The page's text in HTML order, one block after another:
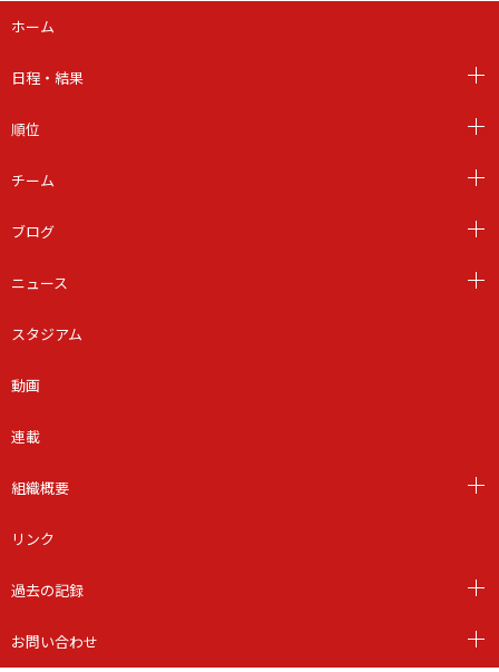
ホーム
日程・結果
順位
チーム
ブログ
ニュース
スタジアム
動画
連載
組織概要
リンク
過去の記録
お問い合わせ